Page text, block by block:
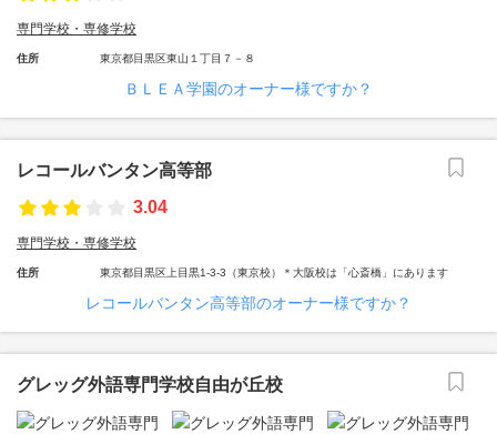
専門学校・専修学校
住所 東京都目黒区東山１丁目７－８
ＢＬＥＡ学園のオーナー様ですか？
レコールバンタン高等部
3.04
専門学校・専修学校
住所 東京都目黒区上目黒1-3-3（東京校）＊大阪校は「心斎橋」にあります
レコールバンタン高等部のオーナー様ですか？
グレッグ外語専門学校自由が丘校